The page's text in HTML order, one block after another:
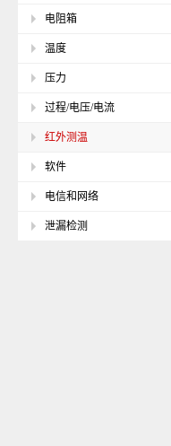
电阻箱
温度
压力
过程/电压/电流
红外测温
软件
电信和网络
泄漏检测